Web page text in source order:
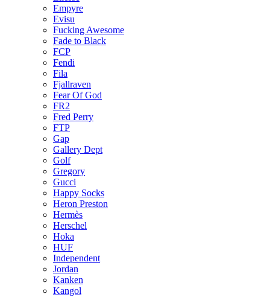
Empyre
Evisu
Fucking Awesome
Fade to Black
FCP
Fendi
Fila
Fjallraven
Fear Of God
FR2
Fred Perry
FTP
Gap
Gallery Dept
Golf
Gregory
Gucci
Happy Socks
Heron Preston
Hermès
Hersсhel
Hoka
HUF
Independent
Jordan
Kanken
Kangol